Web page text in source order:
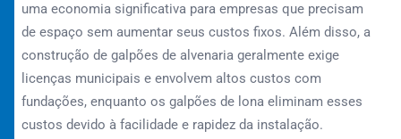
uma economia significativa para empresas que precisam
de espaço sem aumentar seus custos fixos. Além disso, a
construção de galpões de alvenaria geralmente exige
licenças municipais e envolvem altos custos com
fundações, enquanto os galpões de lona eliminam esses
custos devido à facilidade e rapidez da instalação.